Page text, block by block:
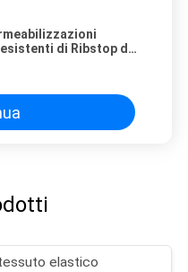
di Ribstop del
elastico